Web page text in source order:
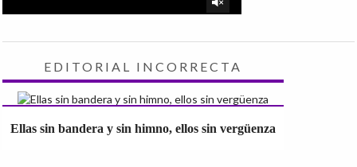
EDITORIAL INCORRECTA
Ellas sin bandera y sin himno, ellos sin vergüenza